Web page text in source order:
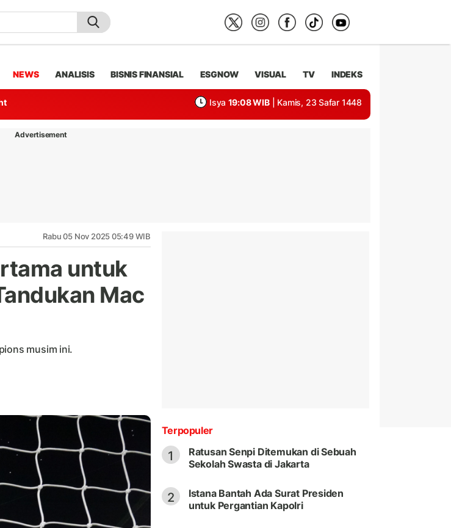
NEWS ANALISIS BISNIS FINANSIAL ESGNOW VISUAL TV INDEKS
Isya 19:08 WIB | Kamis, 23 Safar 1448
Advertisement
Rabu 05 Nov 2025 05:49 WIB
untuk
Mac
musim ini.
Terpopuler
1
Ratusan Senpi Ditemukan di Sebuah
Sekolah Swasta di Jakarta
2
Istana Bantah Ada Surat Presiden
untuk Pergantian Kapolri